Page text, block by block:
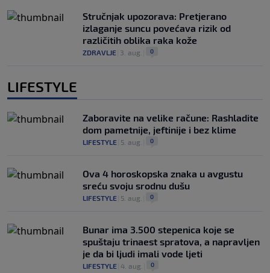
Stručnjak upozorava: Pretjerano
izlaganje suncu povećava rizik od
različitih oblika raka kože
ZDRAVLJE 3. aug. 0
LIFESTYLE
Zaboravite na velike račune: Rashladite
dom pametnije, jeftinije i bez klime
LIFESTYLE 5. aug. 0
Ova 4 horoskopska znaka u avgustu
sreću svoju srodnu dušu
LIFESTYLE 5. aug. 0
Bunar imа 3.500 stepenica koje se
spuštaju trinaest spratova, a napravljen
je da bi ljudi imali vode ljeti
LIFESTYLE 4. aug. 0